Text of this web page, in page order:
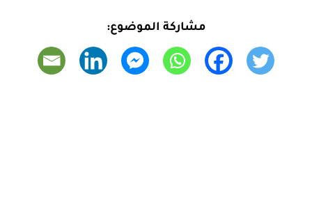
مشاركة الموضوع: